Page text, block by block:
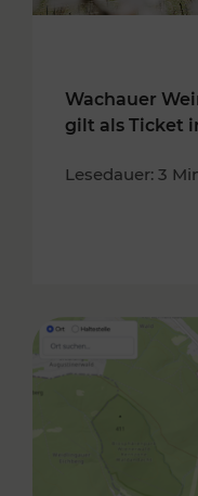
Wachauer
gilt als Ticket
Lesedauer: 3